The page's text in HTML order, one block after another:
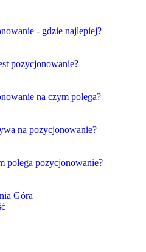
- gdzie najlepiej?
pozycjonowanie?
na czym polega?
na pozycjonowanie?
polega pozycjonowanie?
Góra